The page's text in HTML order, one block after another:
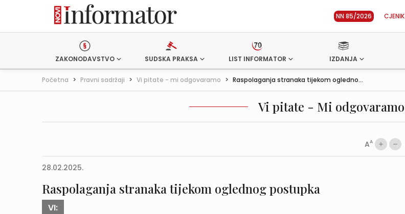
NN 85/2026 CJENIK
ZAKONODAVSTVO SUDSKA PRAKSA LIST INFORMATOR IZDANJA
Početna > Pravni sadržaji > Vi pitate - mi odgovaramo > Raspolaganja stranaka tijekom ogledno...
Vi pitate - Mi odgovaramo
AA
28.02.2025.
Raspolaganja stranaka tijekom oglednog postupka
VI: